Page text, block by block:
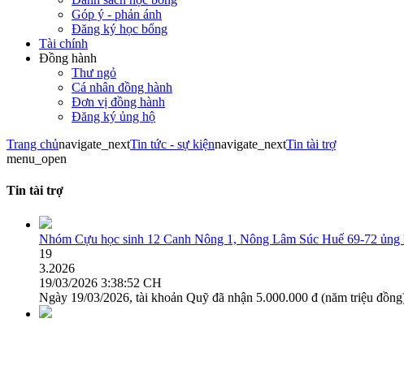
Góp ý - phản ánh
Đăng ký học bổng
Tài chính
Đồng hành
Thư ngỏ
Cá nhân đồng hành
Đơn vị đồng hành
Đăng ký ủng hộ
Trang chủnavigate_nextTin tức - sự kiệnnavigate_nextTin tài trợ
menu_open
Tin tài trợ
Nhóm Cựu học sinh 12 Canh Nông 1, Nông Lâm Súc Huế 69-72
19
3.2026
19/03/2026 3:38:52 CH
Ngày 19/03/2026, tài khoản Quỹ đã nhận 5.000.000 đ (năm triệu